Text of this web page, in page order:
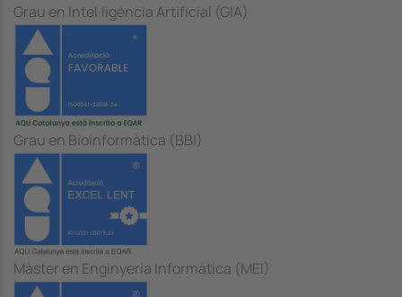
Grau en Intel·ligència Artificial (GIA)
Grau en Bioinformàtica (BBI)
Màster en Enginyeria Informàtica (MEI)